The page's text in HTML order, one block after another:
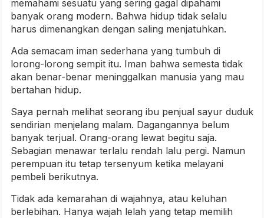
memahami sesuatu yang sering gagal dipahami
banyak orang modern. Bahwa hidup tidak selalu
harus dimenangkan dengan saling menjatuhkan.
Ada semacam iman sederhana yang tumbuh di
lorong-lorong sempit itu. Iman bahwa semesta tidak
akan benar-benar meninggalkan manusia yang mau
bertahan hidup.
Saya pernah melihat seorang ibu penjual sayur duduk
sendirian menjelang malam. Dagangannya belum
banyak terjual. Orang-orang lewat begitu saja.
Sebagian menawar terlalu rendah lalu pergi. Namun
perempuan itu tetap tersenyum ketika melayani
pembeli berikutnya.
Tidak ada kemarahan di wajahnya, atau keluhan
berlebihan. Hanya wajah lelah yang tetap memilih